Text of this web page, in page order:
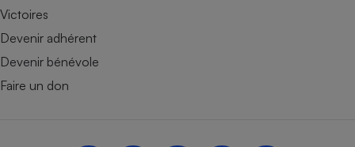
Victoires
Devenir adhérent
Devenir bénévole
Faire un don